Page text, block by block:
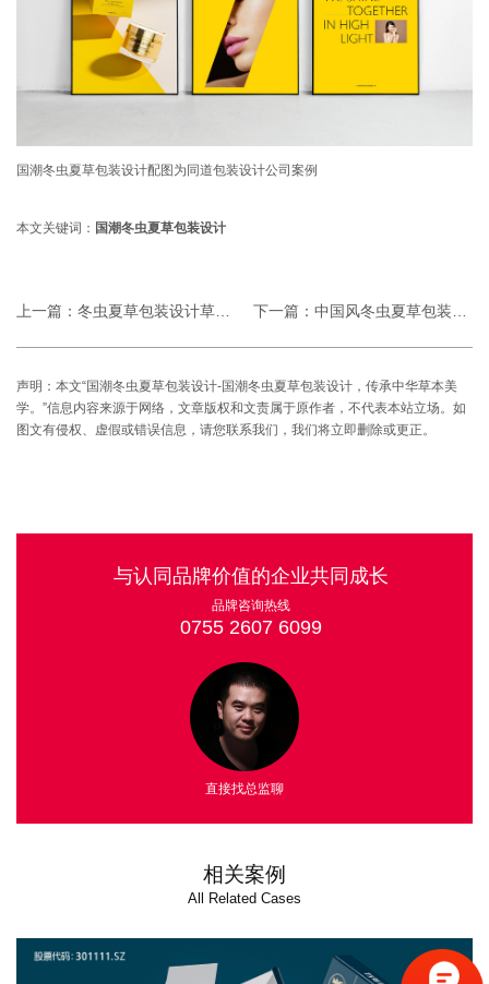
国潮冬虫夏草包装设计配图为同道包装设计公司案例
本文关键词： 国潮冬虫夏草包装设计
上一篇： 冬虫夏草包装设计草图-冬虫夏草包装设计草 下一篇：中国风冬虫夏草包装设计-中国风冬虫夏草包
声明：本文“国潮冬虫夏草包装设计-国潮冬虫夏草包装设计，传承中华草本美
学。”信息内容来源于网络，文章版权和文责属于原作者，不代表本站立场。如
图文有侵权、虚假或错误信息，请您联系我们，我们将立即删除或更正。
与认同品牌价值的企业共同成长
品牌咨询热线
0755 2607 6099
直接找总监聊
相关案例
All Related Cases